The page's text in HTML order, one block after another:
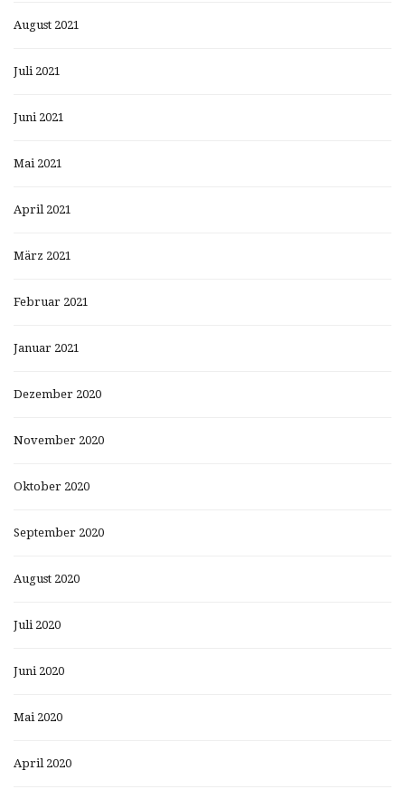
August 2021
Juli 2021
Juni 2021
Mai 2021
April 2021
März 2021
Februar 2021
Januar 2021
Dezember 2020
November 2020
Oktober 2020
September 2020
August 2020
Juli 2020
Juni 2020
Mai 2020
April 2020